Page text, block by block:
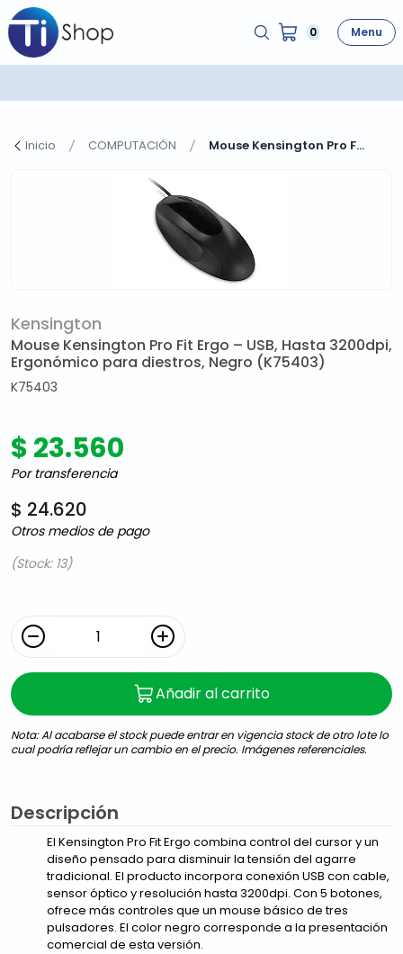
0 Menu
Inicio COMPUTACIÓN Mouse Kensington Pro F...
Kensington
Mouse Kensington Pro Fit Ergo – USB, Hasta 3200dpi,
Ergonómico para diestros, Negro (K75403)
K75403
$ 23.560
Por transferencia
$ 24.620
Otros medios de pago
(Stock: 13)
Añadir al carrito
Nota: Al acabarse el stock puede entrar en vigencia stock de otro lote lo
cual podría reflejar un cambio en el precio. Imágenes referenciales.
Descripción
El Kensington Pro Fit Ergo combina control del cursor y un
diseño pensado para disminuir la tensión del agarre
tradicional. El producto incorpora conexión USB con cable,
sensor óptico y resolución hasta 3200dpi. Con 5 botones,
ofrece más controles que un mouse básico de tres
pulsadores. El color negro corresponde a la presentación
comercial de esta versión.